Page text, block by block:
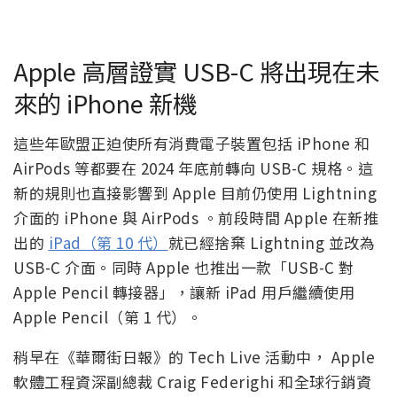
Apple 高層證實 USB-C 將出現在未
來的 iPhone 新機
這些年歐盟正迫使所有消費電子裝置包括 iPhone 和
AirPods 等都要在 2024 年底前轉向 USB-C 規格。這
新的規則也直接影響到 Apple 目前仍使用 Lightning
介面的 iPhone 與 AirPods 。前段時間 Apple 在新推
出的 iPad（第 10 代） 就已經捨棄 Lightning 並改為
USB-C 介面。同時 Apple 也推出一款「USB-C 對
Apple Pencil 轉接器」，讓新 iPad 用戶繼續使用
Apple Pencil（第 1 代）。
稍早在《華爾街日報》的 Tech Live 活動中， Apple
軟體工程資深副總裁 Craig Federighi 和全球行銷資